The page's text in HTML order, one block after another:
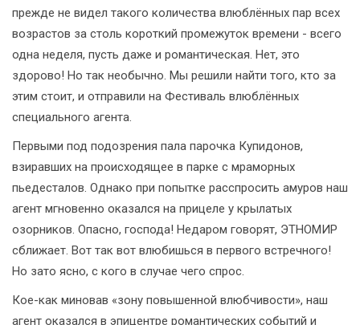
прежде не видел такого количества влюблённых пар всех
возрастов за столь короткий промежуток времени - всего
одна неделя, пусть даже и романтическая. Нет, это
здорово! Но так необычно. Мы решили найти того, кто за
этим стоит, и отправили на Фестиваль влюблённых
специального агента.
Первыми под подозрения пала парочка Купидонов,
взиравших на происходящее в парке с мраморных
пьедесталов. Однако при попытке расспросить амуров наш
агент мгновенно оказался на прицеле у крылатых
озорников. Опасно, господа! Недаром говорят, ЭТНОМИР
сближает. Вот так вот влюбишься в первого встречного!
Но зато ясно, с кого в случае чего спрос.
Кое-как миновав «зону повышенной влюбчивости», наш
агент оказался в эпицентре романтических событий и